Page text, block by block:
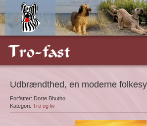
Udbrændthed, en moderne
Forfatter: Dorte Bhutho
Kategori: Tro og liv